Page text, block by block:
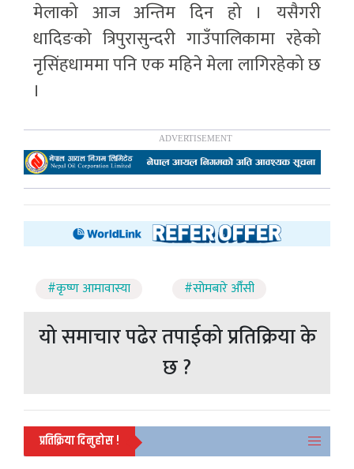
मेलाको आज अन्तिम दिन हो । यसैगरी
धादिङको त्रिपुरासुन्दरी गाउँपालिकामा रहेको
नृसिंहधाममा पनि एक महिने मेला लागिरहेको छ
।
#कृष्ण आमावास्या #सोमबारे औँसी
यो समाचार पढेर तपाईको प्रतिक्रिया के
छ ?
प्रतिक्रिया दिनुहोस !